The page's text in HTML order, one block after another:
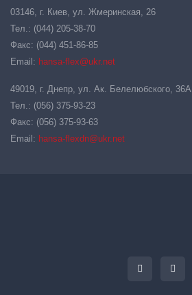
03146, г. Киев, ул. Жмеринская, 26
Тел.: (044) 205-38-70
Факс: (044) 451-86-85
Email: hansa-flex@ukr.net
49019, г. Днепр, ул. Ак. Белелюбского, 36А
Тел.: (056) 375-93-23
Факс: (056) 375-93-63
Email: hansa-flexdn@ukr.net